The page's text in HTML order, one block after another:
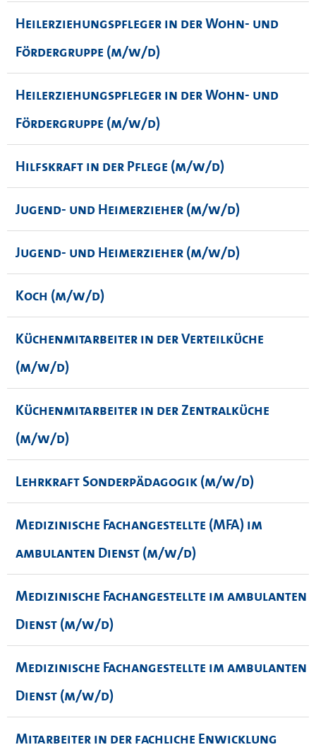
Heilerziehungspfleger in der Wohn- und
Fördergruppe (m/w/d)
Heilerziehungspfleger in der Wohn- und
Fördergruppe (m/w/d)
Hilfskraft in der Pflege (m/w/d)
Jugend- und Heimerzieher (m/w/d)
Jugend- und Heimerzieher (m/w/d)
Koch (m/w/d)
Küchenmitarbeiter in der Verteilküche
(m/w/d)
Küchenmitarbeiter in der Zentralküche
(m/w/d)
Lehrkraft Sonderpädagogik (m/w/d)
Medizinische Fachangestellte (MFA) im
ambulanten Dienst (m/w/d)
Medizinische Fachangestellte im ambulanten
Dienst (m/w/d)
Medizinische Fachangestellte im ambulanten
Dienst (m/w/d)
Mitarbeiter in der fachliche Enwicklung